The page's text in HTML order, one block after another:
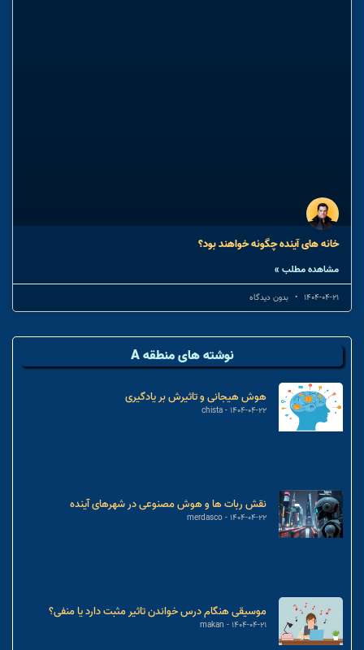
خانه های آینده چگونه خواهند بود؟
مشاهده مطلب »
1404-04-21 بدون دیدگاه
نوشته های منطقه A
هوش هیجانی و تاثیرش بر یادگیری
chista 1404-04-22
نقش ربات ها و هوش مصنوعی در شهرهای آینده
merdasco 1404-04-22
موسیقی هنگام درس خواندن تاثیر مثبت دارد یا منفی؟
makan 1404-04-21